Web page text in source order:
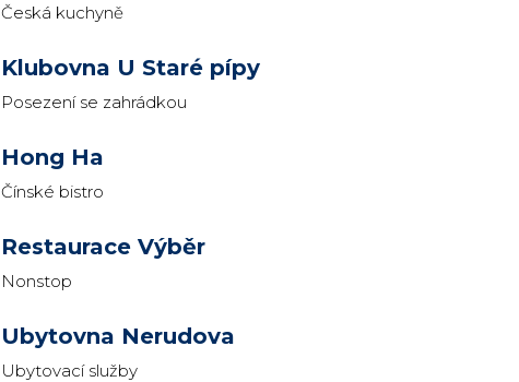
Česká kuchyně
Klubovna U Staré pípy
Posezení se zahrádkou
Hong Ha
Čínské bistro
Restaurace Výběr
Nonstop
Ubytovna Nerudova
Ubytovací služby